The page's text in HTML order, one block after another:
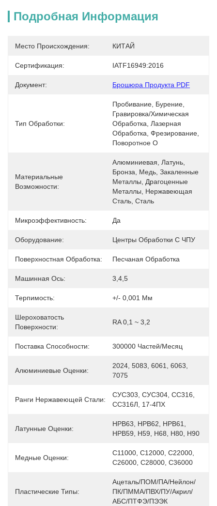
Подробная Информация
Место Происхождения: КИТАЙ
Сертификация: IATF16949:2016
Документ: Брошюра Продукта PDF
Тип Обработки:
Пробивание, Бурение,
Гравировка/химическая
Обработка, Лазерная
Обработка, Фрезирование,
Поворотное О
Материальные
Возможности:
Алюминиевая, Латунь,
Бронза, Медь, Закаленные
Металлы, Драгоценные
Металлы, Нержавеющая
Сталь, Сталь
Микроэффективность: Да
Оборудование: Центры Обработки С ЧПУ
Поверхностная Обработка: Песчаная Обработка
Машинная Ось: 3,4,5
Терпимость: +/- 0,001 Мм
Шероховатость
Поверхности:
RA 0,1 ~ 3,2
Поставка Способности: 300000 Частей/месяц
Алюминиевые Оценки:
2024, 5083, 6061, 6063,
7075
Ранги Нержавеющей Стали:
СУС303, СУС304, СС316,
СС316Л, 17-4ПХ
Латунные Оценки:
HPB63, HPB62, HPB61,
HPB59, H59, H68, H80, H90
Медные Оценки:
С11000, С12000, С22000,
С26000, С28000, С36000
Пластические Типы:
Ацеталь/ПОМ/ПА/Нейлон/
ПК/ПММА/ПВХ/ПУ/акрил/
АБС/ПТФЭ/ПЭЭК